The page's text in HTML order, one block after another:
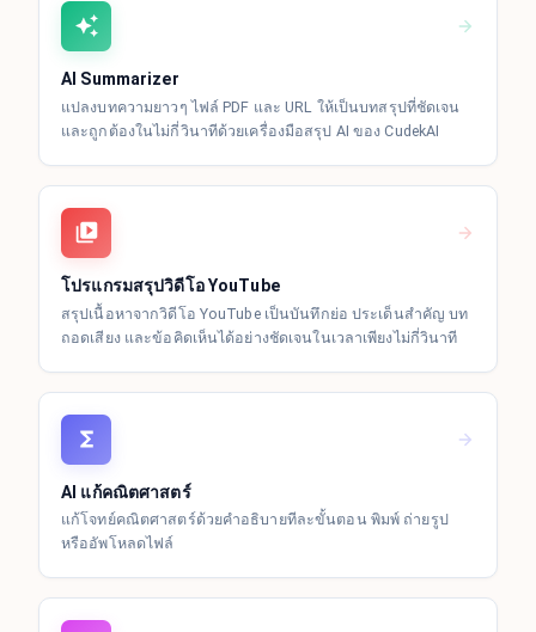
AI Summarizer
แปลงบทความยาวๆ ไฟล์ PDF และ URL ให้เป็นบทสรุปที่ชัดเจน
และถูกต้องในไม่กี่วินาทีด้วยเครื่องมือสรุป AI ของ CudekAI
โปรแกรมสรุปวิดีโอ YouTube
สรุปเนื้อหาจากวิดีโอ YouTube เป็นบันทึกย่อ ประเด็นสำคัญ บท
ถอดเสียง และข้อคิดเห็นได้อย่างชัดเจนในเวลาเพียงไม่กี่วินาที
AI แก้คณิตศาสตร์
แก้โจทย์คณิตศาสตร์ด้วยคำอธิบายทีละขั้นตอน พิมพ์ ถ่ายรูป
หรืออัพโหลดไฟล์